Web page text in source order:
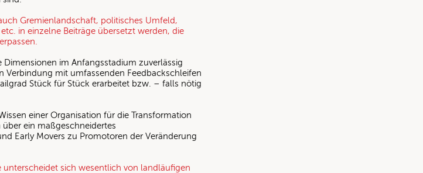
Gremienlandschaft, politisches Umfeld,
in einzelne Beiträge übersetzt werden, die
Dimensionen im Anfangsstadium zuverlässig
Verbindung mit umfassenden Feedbackschleifen
Stück für Stück erarbeitet bzw. – falls nötig
einer Organisation für die Transformation
ein maßgeschneidertes
Early Movers zu Promotoren der Veränderung
sich wesentlich von landläufigen